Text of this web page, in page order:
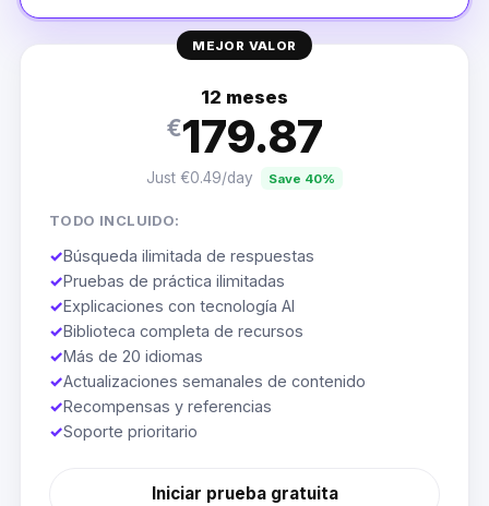
MEJOR VALOR
12 meses
€179.87
Just €0.49/day Save 40%
TODO INCLUIDO:
✓Búsqueda ilimitada de respuestas
✓Pruebas de práctica ilimitadas
✓Explicaciones con tecnología AI
✓Biblioteca completa de recursos
✓Más de 20 idiomas
✓Actualizaciones semanales de contenido
✓Recompensas y referencias
✓Soporte prioritario
Iniciar prueba gratuita